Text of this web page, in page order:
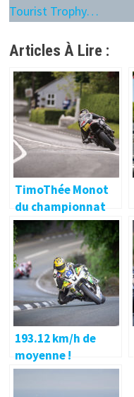
Tourist Trophy…
Articles À Lire :
TimoThée Monot
du championnat
de Bretagne au
Tourist Trophy…
193.12 km/h de
moyenne !
Nouveau record